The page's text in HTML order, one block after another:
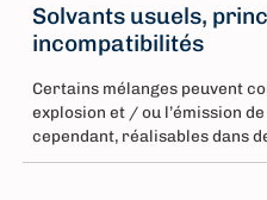
Solvants usuels,
incompatibilités
Certains mélanges peuvent
explosion et / ou l’émission
cependant, réalisables dans